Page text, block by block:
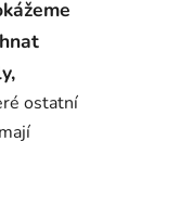
ostatní